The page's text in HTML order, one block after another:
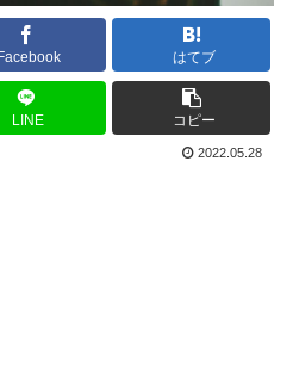
Facebook はてブ
LINE コピー
2022.05.28